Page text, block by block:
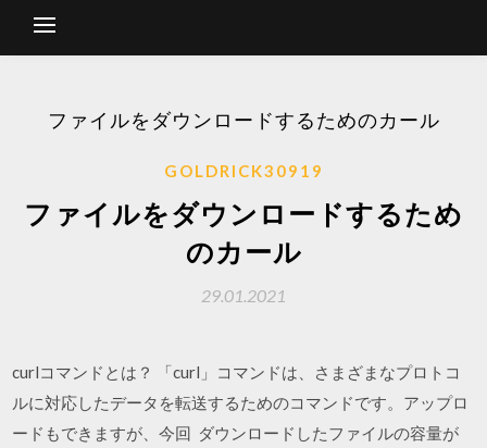
ファイルをダウンロードするためのカール
GOLDRICK30919
ファイルをダウンロードするため
のカール
29.01.2021
curlコマンドとは？ 「curl」コマンドは、さまざまなプロトコ
ルに対応したデータを転送するためのコマンドです。アップロ
ードもできますが、今回 ダウンロードしたファイルの容量が